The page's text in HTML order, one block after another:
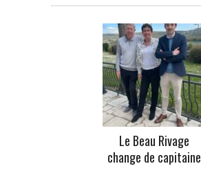
Le Beau Rivage
change de capitaine